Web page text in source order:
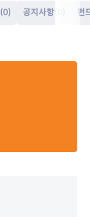
(0) 공지사항 펀